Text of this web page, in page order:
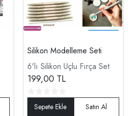
Silikon Modelleme Seti
6'lı Silikon Uçlu Fırça Set
199,00 TL